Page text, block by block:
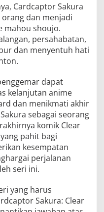
Cardcaptor Sakura
dan menjadi
mahou shoujo.
persahabatan,
dan menyentuh hati
dapat
kelanjutan anime
dan menikmati akhir
sebagai seorang
komik Clear
pahit bagi
kesempatan
perjalanan
seri ini.
yang harus
Sakura: Clear